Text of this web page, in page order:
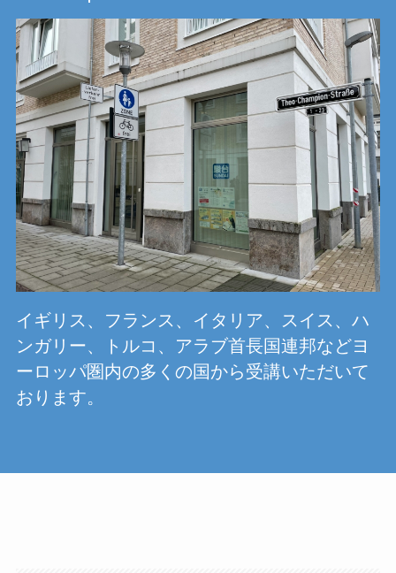
イギリス、フランス、イタリア、スイス、ハ
ンガリー、トルコ、アラブ首長国連邦などヨ
ーロッパ圏内の多くの国から受講いただいて
おります。